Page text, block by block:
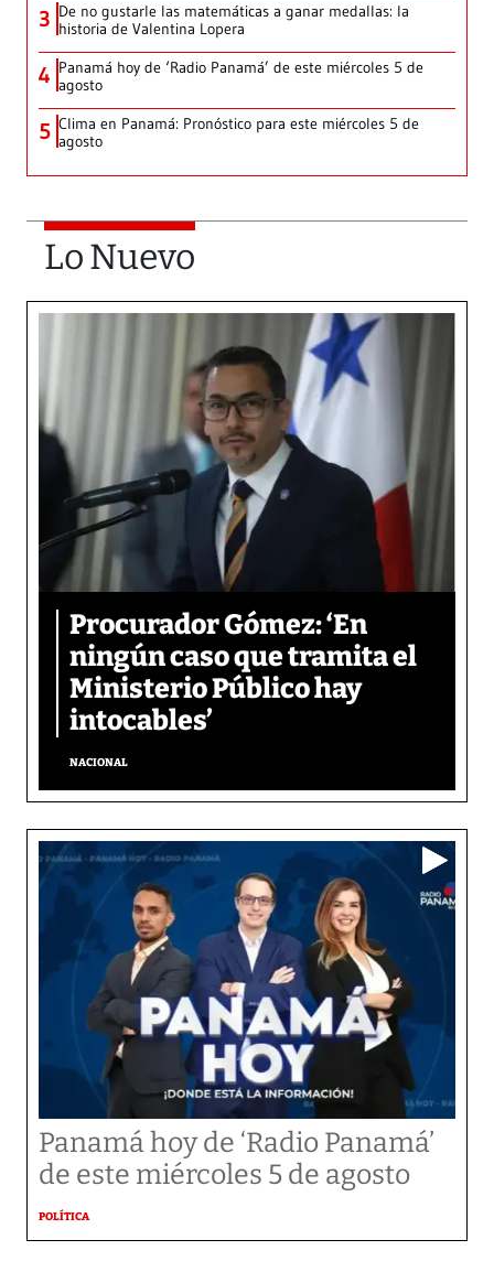
3 De no gustarle las matemáticas a ganar medallas: la
historia de Valentina Lopera
4 Panamá hoy de ‘Radio Panamá’ de este miércoles 5 de
agosto
5 Clima en Panamá: Pronóstico para este miércoles 5 de
agosto
Lo Nuevo
Procurador Gómez: ‘En
ningún caso que tramita el
Ministerio Público hay
intocables’
NACIONAL
Panamá hoy de ‘Radio Panamá’
de este miércoles 5 de agosto
POLÍTICA